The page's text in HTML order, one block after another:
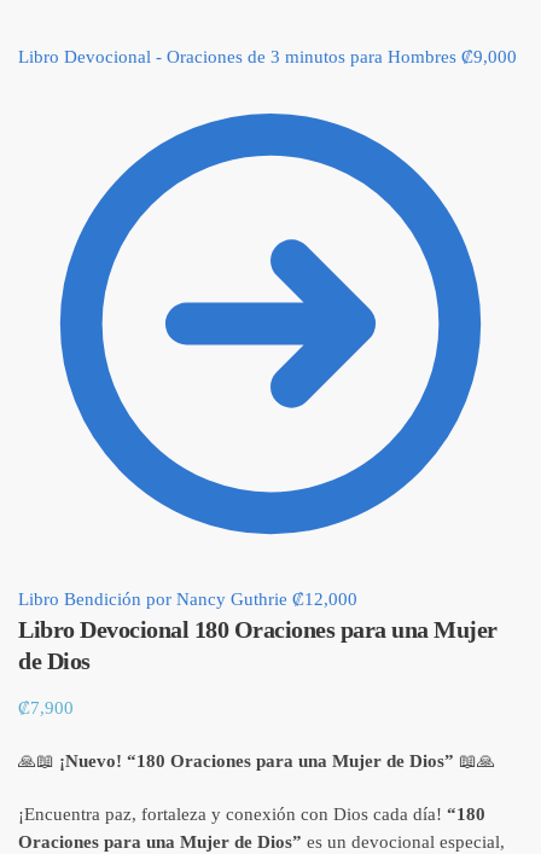
Libro Devocional - Oraciones de 3 minutos para Hombres ₡9,000
Libro Bendición por Nancy Guthrie ₡12,000
Libro Devocional 180 Oraciones para una Mujer
de Dios
₡7,900
🙏📖 ¡Nuevo! “180 Oraciones para una Mujer de Dios” 📖🙏
¡Encuentra paz, fortaleza y conexión con Dios cada día! “180
Oraciones para una Mujer de Dios” es un devocional especial,